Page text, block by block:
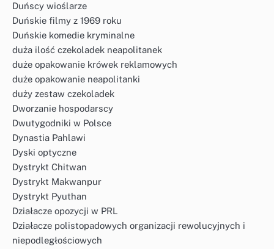
Duńscy wioślarze
Duńskie filmy z 1969 roku
Duńskie komedie kryminalne
duża ilość czekoladek neapolitanek
duże opakowanie krówek reklamowych
duże opakowanie neapolitanki
duży zestaw czekoladek
Dworzanie hospodarscy
Dwutygodniki w Polsce
Dynastia Pahlawi
Dyski optyczne
Dystrykt Chitwan
Dystrykt Makwanpur
Dystrykt Pyuthan
Działacze opozycji w PRL
Działacze polistopadowych organizacji rewolucyjnych i
niepodległościowych